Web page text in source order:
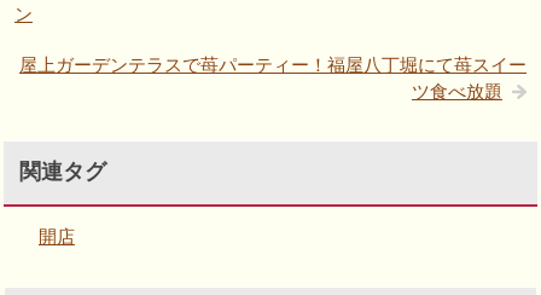
ン
屋上ガーデンテラスで苺パーティー！福屋八丁堀にて苺スイー
ツ食べ放題
関連タグ
開店